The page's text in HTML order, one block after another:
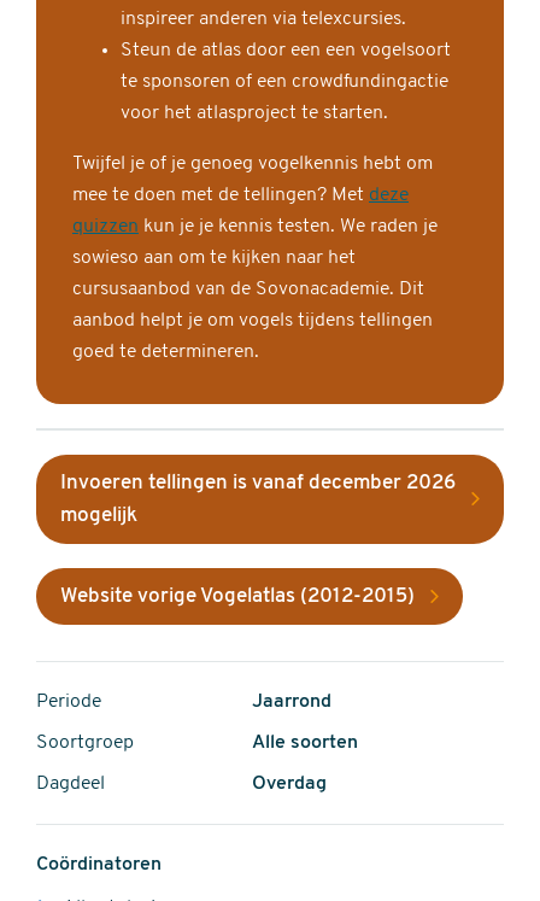
inspireer anderen via telexcursies.
Steun de atlas door een een vogelsoort
te sponsoren of een crowdfundingactie
voor het atlasproject te starten.
Twijfel je of je genoeg vogelkennis hebt om
mee te doen met de tellingen? Met deze
quizzen kun je je kennis testen. We raden je
sowieso aan om te kijken naar het
cursusaanbod van de Sovonacademie. Dit
aanbod helpt je om vogels tijdens tellingen
goed te determineren.
Invoeren tellingen is vanaf december 2026
mogelijk
Website vorige Vogelatlas (2012-2015)
Periode Jaarrond
Soortgroep Alle soorten
Dagdeel Overdag
Coördinatoren